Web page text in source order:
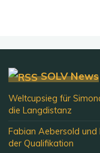
SOLV News
Weltcupsieg für
die Langdistanz
Fabian Aebersold und
der Qualifikation